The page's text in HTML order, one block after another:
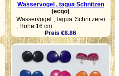
Wasservogel , tagua Schnitzen
(ecqo)
Wasservogel , tagua Schnitzerei
, Höhe 16 cm
Preis €8.86